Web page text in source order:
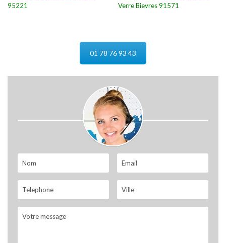
95221
Verre Bievres 91571
01 78 76 93 43